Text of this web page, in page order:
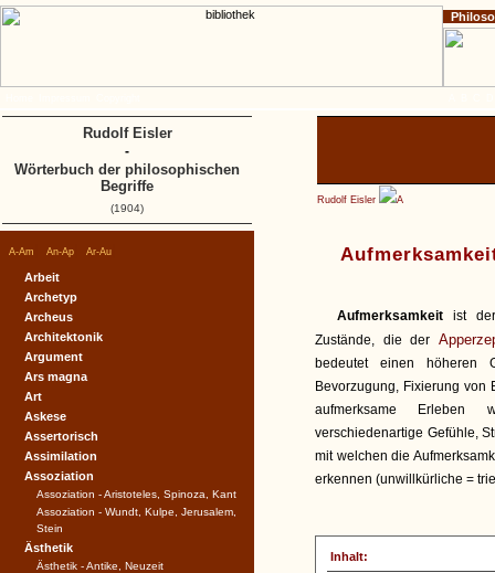
Rudolf Eisler A
Aufmerksamkeitist
Zustände, die der
bedeutet einen höheren
Bevorzugung, Fixierung von
aufmerksame Erleben
verschiedenartige Gefühle,
mit welchen die
erkennen (unwillkürliche =
Inhalt:
A-Am An-Ap Ar-Au
Arbeit
Archetyp
Archeus
Architektonik
Argument
Ars magna
Art
Askese
Assertorisch
Assimilation
Assoziation
Assoziation - Aristoteles, Spinoza, Kant
Assoziation - Wundt, Kulpe, Jerusalem,
Stein
Ästhetik
Ästhetik - Antike, Neuzeit
Rudolf Eisler
-
Wörterbuch der philosophischen
Begriffe
(1904)